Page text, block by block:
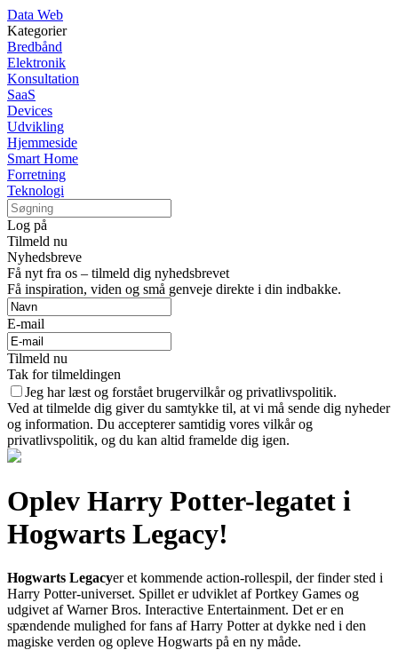
Data Web
Kategorier
Bredbånd
Elektronik
Konsultation
SaaS
Devices
Udvikling
Hjemmeside
Smart Home
Forretning
Teknologi
Log på
Tilmeld nu
Nyhedsbreve
Få nyt fra os – tilmeld dig nyhedsbrevet
Få inspiration, viden og små genveje direkte i din indbakke.
E-mail
Tilmeld nu
Tak for tilmeldingen
Jeg har læst og forstået brugervilkår og privatlivspolitik.
Ved at tilmelde dig giver du samtykke til, at vi må sende dig nyheder
og information. Du accepterer samtidig vores vilkår og
privatlivspolitik, og du kan altid framelde dig igen.
Oplev Harry Potter-legatet i
Hogwarts Legacy!
Hogwarts Legacyer et kommende action-rollespil, der finder sted i
Harry Potter-universet. Spillet er udviklet af Portkey Games og
udgivet af Warner Bros. Interactive Entertainment. Det er en
spændende mulighed for fans af Harry Potter at dykke ned i den
magiske verden og opleve Hogwarts på en ny måde.